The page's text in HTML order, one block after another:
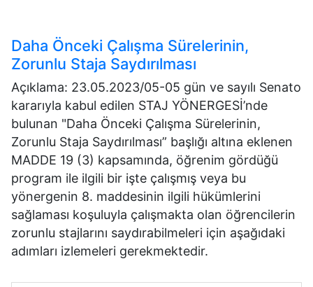
Daha Önceki Çalışma Sürelerinin,
Zorunlu Staja Saydırılması
Açıklama: 23.05.2023/05-05 gün ve sayılı Senato
kararıyla kabul edilen STAJ YÖNERGESİ’nde
bulunan "Daha Önceki Çalışma Sürelerinin,
Zorunlu Staja Saydırılması” başlığı altına eklenen
MADDE 19 (3) kapsamında, öğrenim gördüğü
program ile ilgili bir işte çalışmış veya bu
yönergenin 8. maddesinin ilgili hükümlerini
sağlaması koşuluyla çalışmakta olan öğrencilerin
zorunlu stajlarını saydırabilmeleri için aşağıdaki
adımları izlemeleri gerekmektedir.